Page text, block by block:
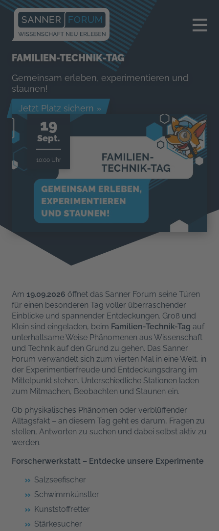
×
FAMILIEN-TECHNIK-TAG
Gemeinsam erleben, experimentieren und
staunen!
Jetzt Platz sichern »
19
Sept.
10:00 Uhr
Am 19.09.2026 öffnet das Sanner Forum seine Türen
für einen besonderen Tag voller überraschender
Einblicke und spannender Entdeckungen. Groß und
Klein sind eingeladen, beim Familien-Technik-Tag auf
unterhaltsame Weise Phänomenen aus Wissenschaft
und Technik auf den Grund zu gehen. Das Sanner
Forum verwandelt sich zum vierten Mal in eine Welt, in
der Experimentierfreude und Entdeckungsdrang im
Mittelpunkt stehen. Unterschiedliche Stationen laden
zum Mitmachen, Beobachten und Staunen ein.
Ob physikalisches Phänomen oder verblüffender
Alltagsfakt – an diesem Tag geht es darum, Fragen zu
stellen, Antworten zu suchen und dabei selbst aktiv zu
werden.
Forscherwerkstatt – Entdecke unsere Experimente
Salzseefischer
Schwimmkünstler
Kunststoffretter
Stärkesucher